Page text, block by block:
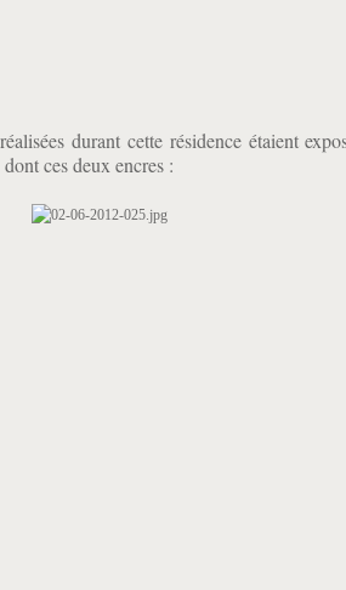
durant cette résidence étaient
ces deux encres :